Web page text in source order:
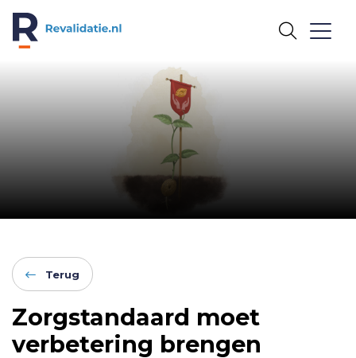
Terug
Zorgstandaard moet
verbetering brengen